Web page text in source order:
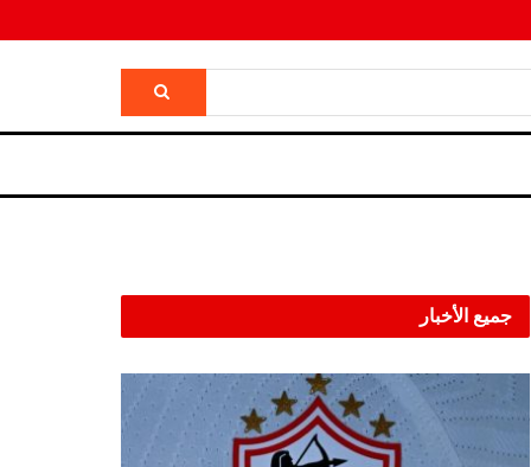
جميع الأخبار